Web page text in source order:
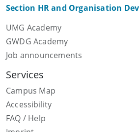
Section HR and Organisation
UMG Academy
GWDG Academy
Job announcements
Services
Campus Map
Accessibility
FAQ / Help